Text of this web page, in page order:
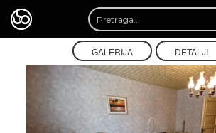
GALERIJA DETALJI